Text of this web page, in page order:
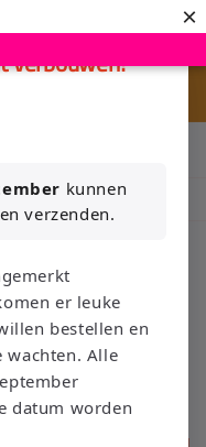
×
aan Retro Empire
op in onze voorraad.
Winkelwagen
verbouwen!
kunnen
verzenden.
er leuke
bestellen en
wachten. Alle
datum worden